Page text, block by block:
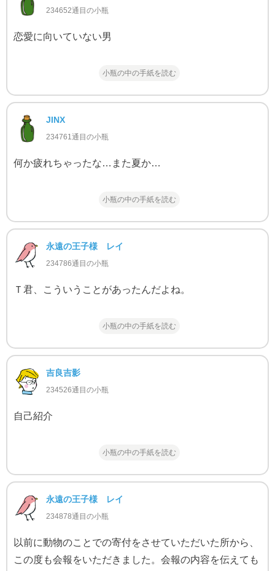
234652通目の小瓶
恋愛に向いていない男
小瓶の中の手紙を読む
JINX
234761通目の小瓶
何か疲れちゃったな…また夏か…
小瓶の中の手紙を読む
永遠の王子様 レイ
234786通目の小瓶
Ｔ君、こういうことがあったんだよね。
小瓶の中の手紙を読む
吉良吉影
234526通目の小瓶
自己紹介
小瓶の中の手紙を読む
永遠の王子様 レイ
234878通目の小瓶
以前に動物のことでの寄付をさせていただいた所から、
この度も会報をいただきました。会報の内容を伝えても